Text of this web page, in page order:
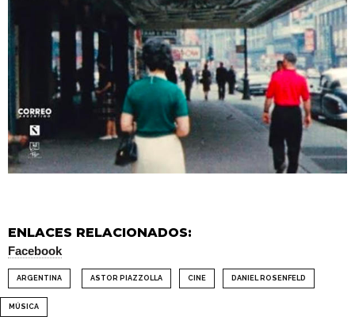
ENLACES RELACIONADOS:
Facebook
ARGENTINA ASTOR PIAZZOLLA CINE DANIEL ROSENFELD
MÚSICA